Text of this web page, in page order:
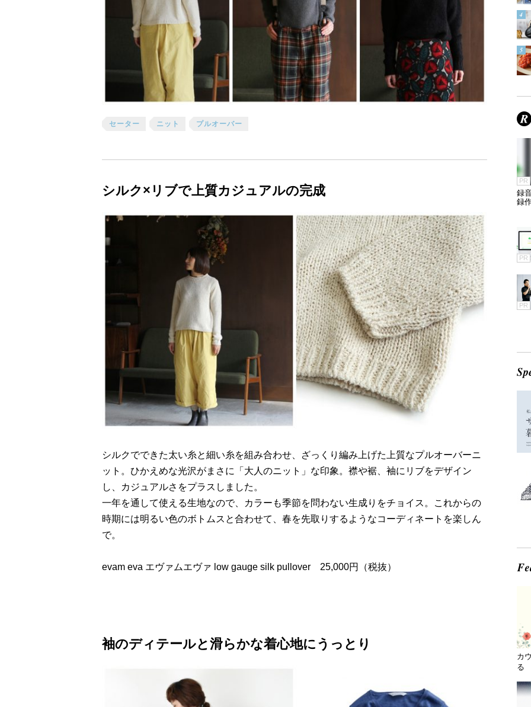
セーター ニット プルオーバー
シルク×リブで上質カジュアルの完成
シルクでできた太い糸と細い糸を組み合わせ、ざっくり編み上げた上質なプルオーバーニ
ット。ひかえめな光沢がまさに「大人のニット」な印象。襟や裾、袖にリブをデザイン
し、カジュアルさをプラスしました。
一年を通して使える生地なので、カラーも季節を問わない生成りをチョイス。これからの
時期には明るい色のボトムスと合わせて、春を先取りするようなコーディネートを楽しん
で。
evam eva エヴァムエヴァ low gauge silk pullover 25,000円（税抜）
袖のディテールと滑らかな着心地にうっとり
PR
録
録
PR
PR
カ
る